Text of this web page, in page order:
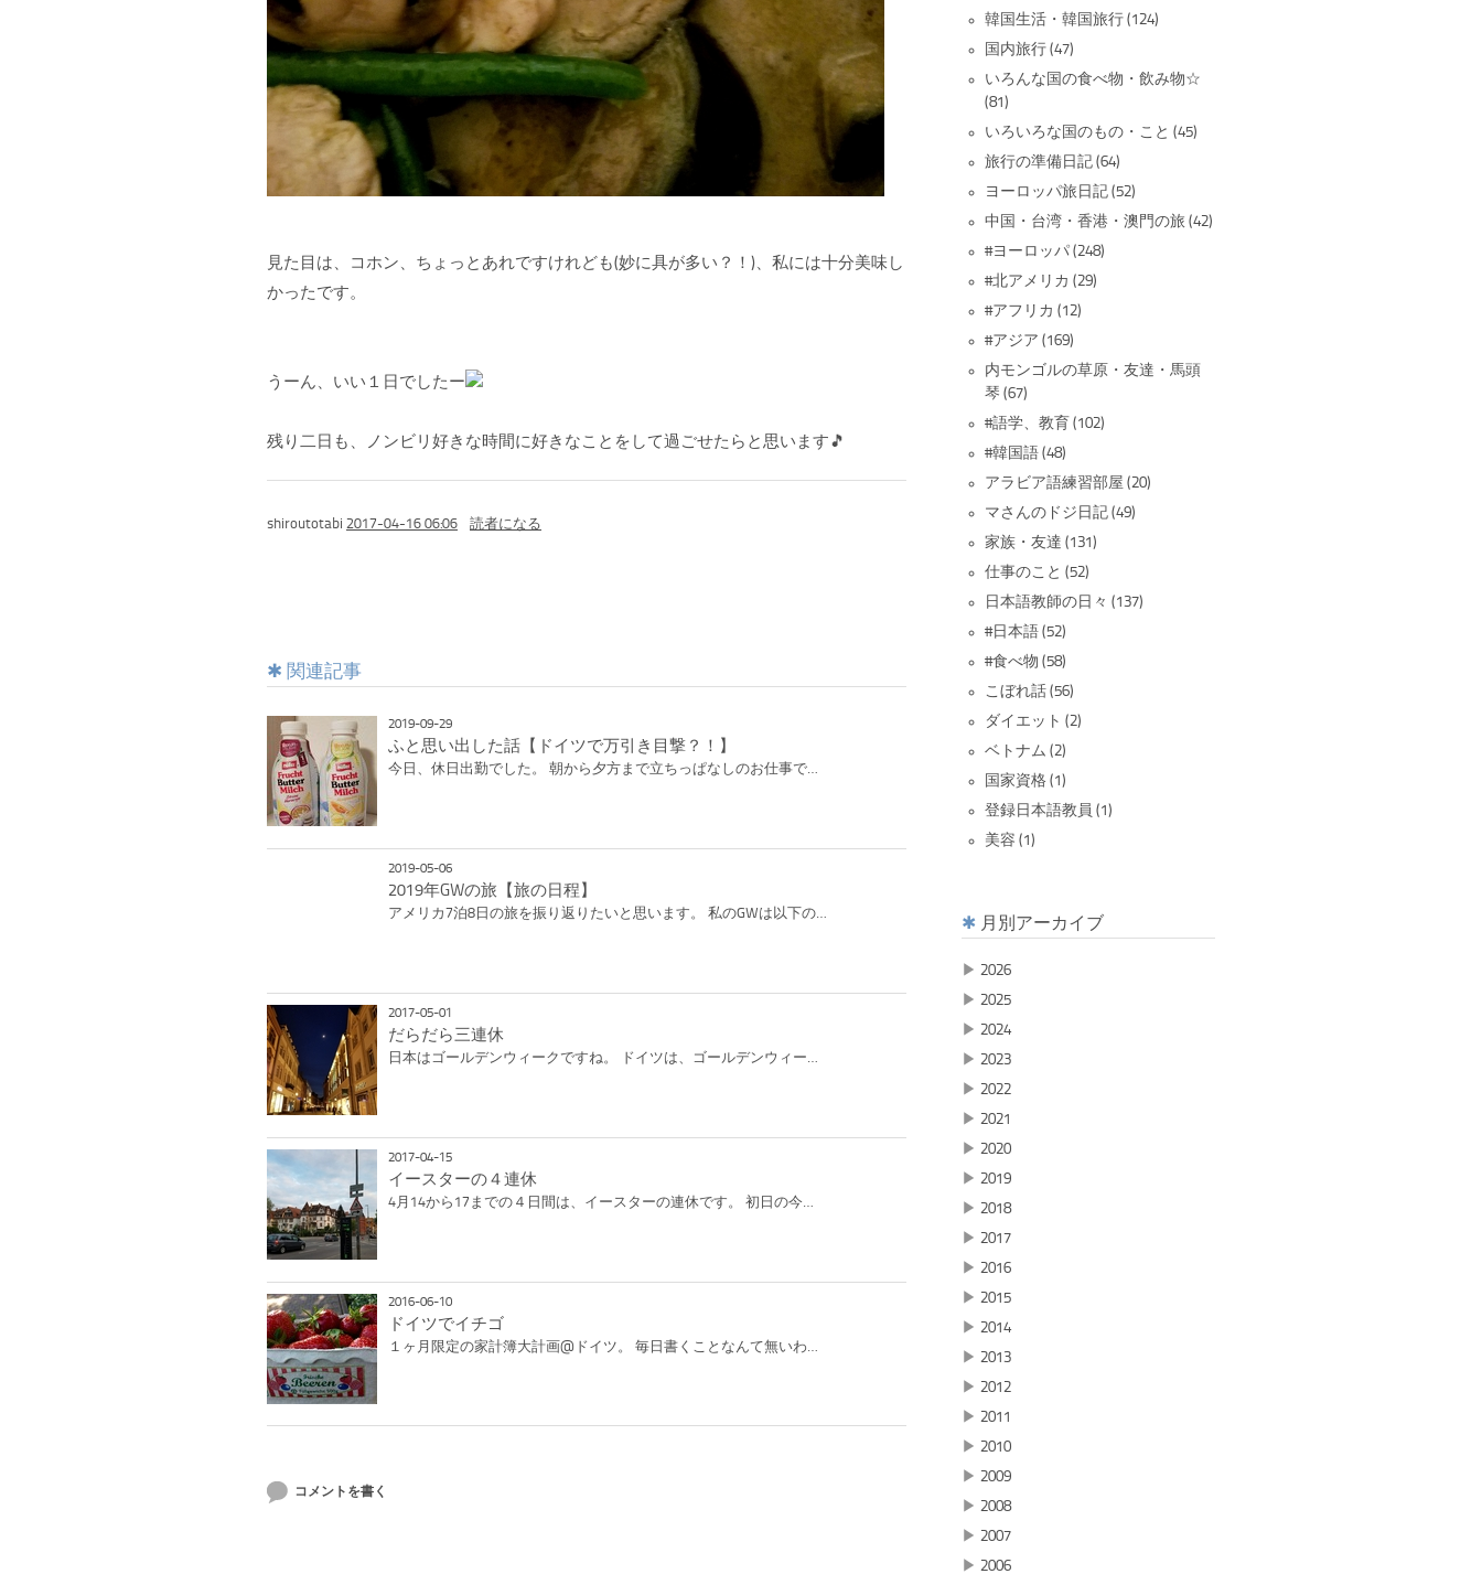
見た目は、コホン、ちょっとあれですけれども(妙に具が多い？！)、私には十分美味し
かったです。
うーん、いい１日でしたー
残り二日も、ノンビリ好きな時間に好きなことをして過ごせたらと思います🎵
shiroutotabi 2017-04-16 06:06 読者になる
関連記事
2019-09-29
ふと思い出した話【ドイツで万引き目撃？！】
今日、休日出勤でした。 朝から夕方まで立ちっぱなしのお仕事で…
2019-05-06
2019年GWの旅【旅の日程】
アメリカ7泊8日の旅を振り返りたいと思います。 私のGWは以下の…
2017-05-01
だらだら三連休
日本はゴールデンウィークですね。 ドイツは、ゴールデンウィー…
2017-04-15
イースターの４連休
4月14から17までの４日間は、イースターの連休です。 初日の今…
2016-06-10
ドイツでイチゴ
１ヶ月限定の家計簿大計画@ドイツ。 毎日書くことなんて無いわ…
コメントを書く
韓国生活・韓国旅行 (124)
国内旅行 (47)
いろんな国の食べ物・飲み物☆
(81)
いろいろな国のもの・こと (45)
旅行の準備日記 (64)
ヨーロッパ旅日記 (52)
中国・台湾・香港・澳門の旅 (42)
#ヨーロッパ (248)
#北アメリカ (29)
#アフリカ (12)
#アジア (169)
内モンゴルの草原・友達・馬頭
琴 (67)
#語学、教育 (102)
#韓国語 (48)
アラビア語練習部屋 (20)
マさんのドジ日記 (49)
家族・友達 (131)
仕事のこと (52)
日本語教師の日々 (137)
#日本語 (52)
#食べ物 (58)
こぼれ話 (56)
ダイエット (2)
ベトナム (2)
国家資格 (1)
登録日本語教員 (1)
美容 (1)
月別アーカイブ
▶ 2026
▶ 2025
▶ 2024
▶ 2023
▶ 2022
▶ 2021
▶ 2020
▶ 2019
▶ 2018
▶ 2017
▶ 2016
▶ 2015
▶ 2014
▶ 2013
▶ 2012
▶ 2011
▶ 2010
▶ 2009
▶ 2008
▶ 2007
▶ 2006